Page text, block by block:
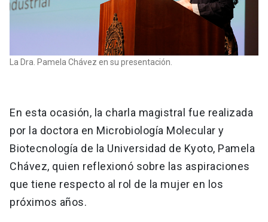
La Dra. Pamela Chávez en su presentación.
En esta ocasión, la charla magistral fue realizada
por la doctora en Microbiología Molecular y
Biotecnología de la Universidad de Kyoto, Pamela
Chávez, quien reflexionó sobre las aspiraciones
que tiene respecto al rol de la mujer en los
próximos años.